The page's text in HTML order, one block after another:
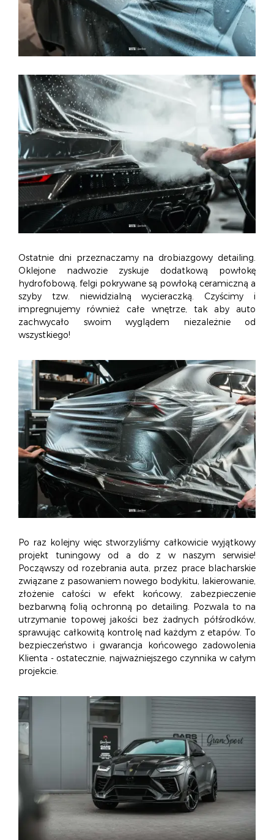
Ostatnie dni przeznaczamy na drobiazgowy detailing.
Oklejone nadwozie zyskuje dodatkową powłokę
hydrofobową, felgi pokrywane są powłoką ceramiczną a
szyby tzw. niewidzialną wycieraczką. Czyścimy i
impregnujemy również całe wnętrze, tak aby auto
zachwycało swoim wyglądem niezależnie od
wszystkiego!
Po raz kolejny więc stworzyliśmy całkowicie wyjątkowy
projekt tuningowy od a do z w naszym serwisie!
Począwszy od rozebrania auta, przez prace blacharskie
związane z pasowaniem nowego bodykitu, lakierowanie,
złożenie całości w efekt końcowy, zabezpieczenie
bezbarwną folią ochronną po detailing. Pozwala to na
utrzymanie topowej jakości bez żadnych półśrodków,
sprawując całkowitą kontrolę nad każdym z etapów. To
bezpieczeństwo i gwarancja końcowego zadowolenia
Klienta - ostatecznie, najważniejszego czynnika w całym
projekcie.